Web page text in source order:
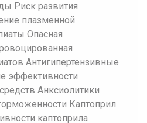
Риск развития
плазменной
Опасная
Антигипертензивные
эффективности
Анксиолитики
Каптоприл
каптоприла